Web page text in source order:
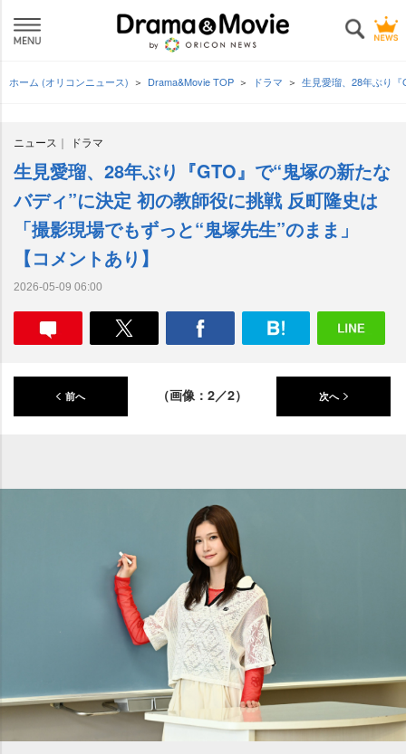
ホーム (オリコンニュース) Drama&Movie TOP ドラマ 生見愛瑠、28年ぶり
ニュース ドラマ
生見愛瑠、28年ぶり『GTO』で“鬼塚の新たな
バディ”に決定 初の教師役に挑戦 反町隆史は
「撮影現場でもずっと“鬼塚先生”のまま」
【コメントあり】
2026-05-09 06:00
前へ （画像：2／2） 次へ